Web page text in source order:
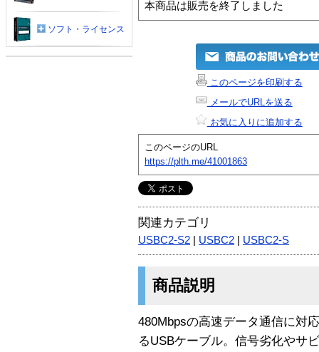
本商品は販売を終了しました
このページを印刷する
メールでURLを送る
お気に入りに追加する
このページのURL
https://plth.me/41001863
関連カテゴリ
USBC2-S2 USBC2 USBC2-S
商品説明
480Mbpsの高速データ通信に対
るUSBケーブル。信号劣化やサ
ソフト・ライセンス